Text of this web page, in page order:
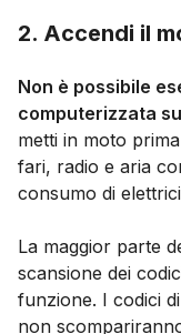
2. Accendi il
Non è possibile
computerizzata
metti in moto
fari, radio e aria
consumo di
La maggior parte
scansione dei
funzione. I codici
non